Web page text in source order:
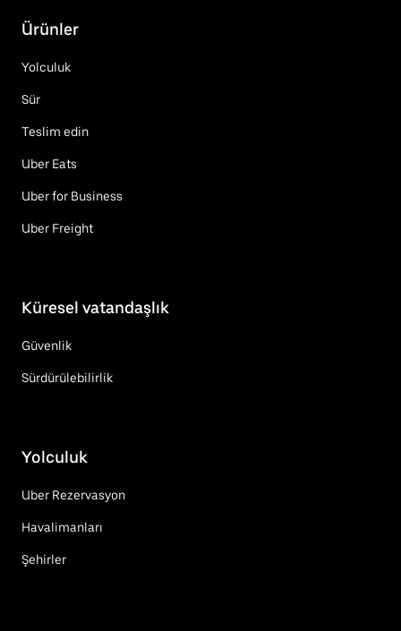
Ürünler
Yolculuk
Sür
Teslim edin
Uber Eats
Uber for Business
Uber Freight
Küresel vatandaşlık
Güvenlik
Sürdürülebilirlik
Yolculuk
Uber Rezervasyon
Havalimanları
Şehirler